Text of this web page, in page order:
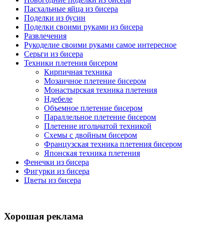
Пасхальные яйца из бисера
Поделки из бусин
Поделки своими руками из бисера
Развлечения
Рукоделие своими руками самое интересное
Серьги из бисера
Техники плетения бисером
Кирпичная техника
Мозаичное плетение бисером
Монастырская техника плетения
Ндебеле
Объемное плетение бисером
Параллельное плетение бисером
Плетение игольчатой техникой
Схемы с двойным бисером
Французская техника плетения бисером
Японская техника плетения
Фенечки из бисера
Фигурки из бисера
Цветы из бисера
Хорошая реклама